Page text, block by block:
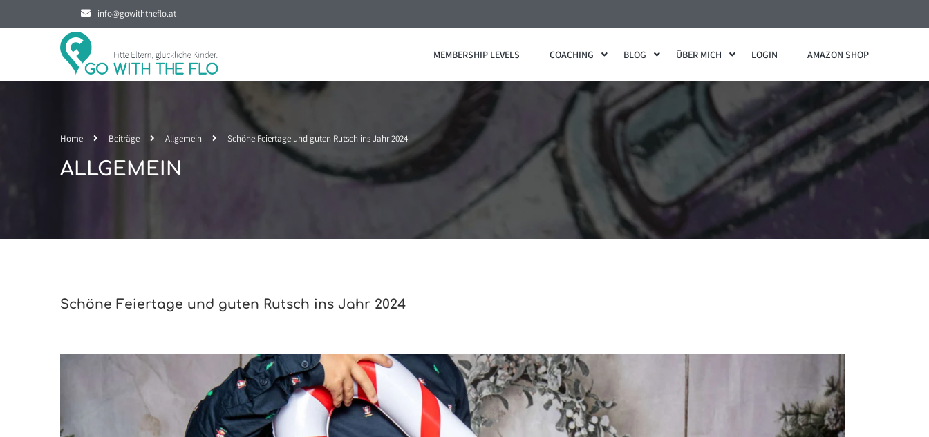
info@gowiththeflo.at
MEMBERSHIP LEVELS COACHING BLOG ÜBER MICH LOGIN AMAZON SHOP
Home Beiträge Allgemein Schöne Feiertage und guten Rutsch ins Jahr 2024
ALLGEMEIN
Schöne Feiertage und guten Rutsch ins Jahr 2024